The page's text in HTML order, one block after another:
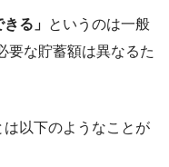
る」 というのは一般
要な貯蓄額は異なるた
以下のようなことが